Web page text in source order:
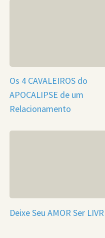
Os 4 CAVALEIROS do
APOCALIPSE de um
Relacionamento
Deixe Seu AMOR Ser